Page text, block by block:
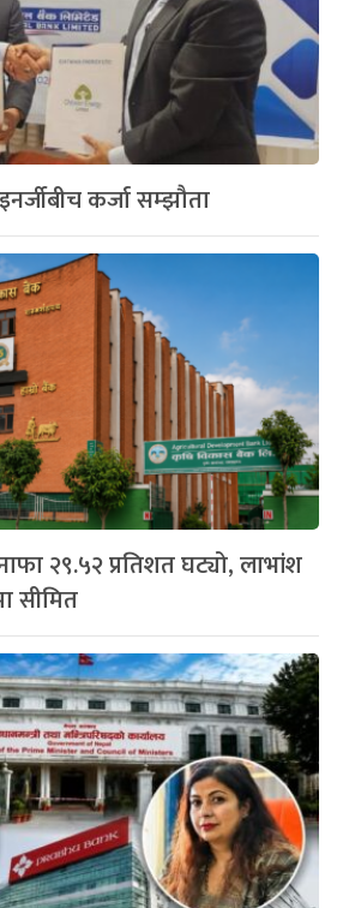
कर्जा सम्झौता
२९.५२ प्रतिशत घट्यो, लाभांश
सीमित